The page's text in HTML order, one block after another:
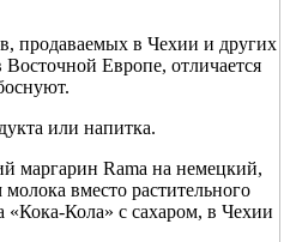
продаваемых в Чехии и других
Европе, отличается
или напитка.
маргарин Rama на немецкий,
вместо растительного
Кола» с сахаром, в Чехии